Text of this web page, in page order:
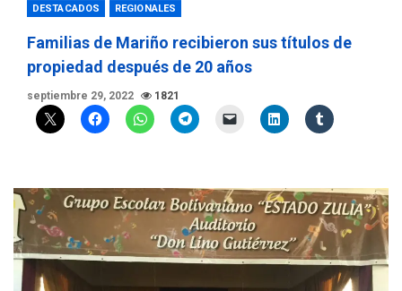
DESTACADOS REGIONALES
Familias de Mariño recibieron sus títulos de
propiedad después de 20 años
septiembre 29, 2022 1821